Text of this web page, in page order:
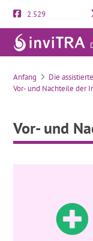
2.529
Vor-
Anfang Die
Vor- und Nachteile der
Vor- und